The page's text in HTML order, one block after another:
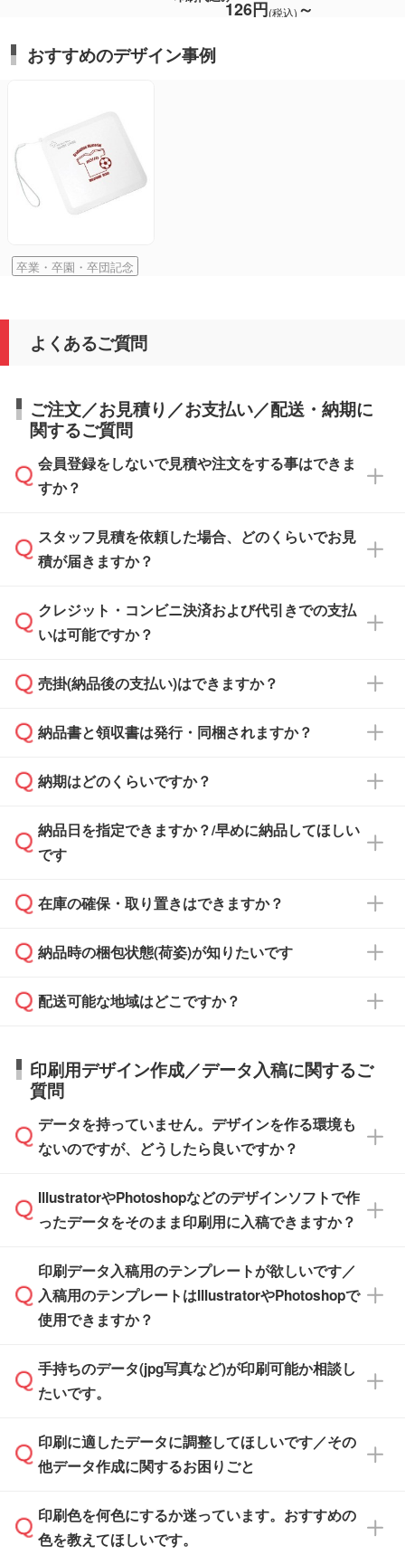
126円(税込) ～
おすすめのデザイン事例
卒業・卒園・卒団記念
よくあるご質問
ご注文／お見積り／お支払い／配送・納期に
関するご質問
会員登録をしないで見積や注文をする事はできま
すか？
可能です。見積・注文フォームにて『ゲストの
まま進む』ボタンからお進みのうえ、ご依頼く
スタッフ見積を依頼した場合、どのくらいでお見
積が届きますか？
通常、翌営業日までにお送りしております。混
雑状況によっては、お時間をいただくこともご
依頼いただいた場合は、翌営業日以降のご連絡
クレジット・コンビニ決済および代引きでの支払
いは可能ですか？
銀行振込のみのご対応となります。
売掛(納品後の支払い)はできますか？
基本的には先入金をお願いしておりますが、自
どの場合は、月末締め翌月末払いに対応可能で
また、卒業・卒園記念品で対策委員会や個人様
校や幼稚園・保育園であれば、同様の条件でご
ご希望の際は担当スタッフまでお気軽にご相談
ください。
納品書と領収書は発行・同梱されますか？
納品書・領収書は ご依頼をいただいた場合の
ず、通常はPDFデータをメール添付でお送りし
ます。
たは注文フォームの『ご注文に関する備考欄』
納期はどのくらいですか？
・印刷する場合(500個程度)
ご入金、イメージ画像の校了から約2週間～2
ご入金確認後、1～2営業日で出荷いたしま
タッフまでお問い合わせください。
ル」に注文予定日をご入力いただくと、おおよ
その締切日や出荷目安をご確認いただけます。
品が決まりましたらお早めのご発注をお願いい
たします。
※土日祝日を除く営業日換算です。
※沖縄・離島は追加日数がかかります。
納品日を指定できますか？/早めに納品してほしい
です
ご希望の納期がある場合は、お問い合わせ・お
い。
応が可能かご案内いたします。
す。>>対象商品はこちら
※最短出荷日は商品によって異なります。各商
品ページにてご確認ください
在庫の確保・取り置きはできますか？
ご入金確認後に在庫を確保し、注文確定のご連
はできかねますので予めご了承ください。
納品時の梱包状態(荷姿)が知りたいです
商品によって異なります。各ページにある商品
す。(白箱、化粧箱、ブリスターパックなど)
【袋入り】 商品がひとつずつ袋に入っていま
す。(透明袋、デザイン袋など)
【個包装なし】 個包装がされていない状態で
※化粧箱から白箱への入れ替えや、オリジナル
箱の作成は原則承っておりません。
配送可能な地域はどこですか？
直接納品は行っておりませんので予めご了承く
ださい。
印刷用デザイン作成／データ入稿に関するご
質問
データを持っていません。デザインを作る環境も
ないのですが、どうしたら良いですか？
無料の「デザインシミュレーター」を使えば、
PCやスマホから簡単にデザインを作成できま
ザインソフトがなくても安心です。
また、「データ作成サービス
せいただければ、弊社にて無料でデザインデー
タを1点作成いたします。
IllustratorやPhotoshopなどのデザインソフトで作
ったデータをそのまま印刷用に入稿できますか？
IllustratorやPhotoshop、CLIP STUDIOなどのデ
ザインソフトでこだわりのデザインを作成した
い方は、完全データ入稿
積・ご注文フォームにアップロードしてご入稿
ください。
ご入稿後は経験豊富なスタッフがデータに不備
がないかチェックし、お客様と確認してから印
刷に進みますので、ご安心ください。
印刷データ入稿用のテンプレートが欲しいです／
入稿用のテンプレートはIllustratorやPhotoshopで
使用できますか？
一部商品は入稿用テンプレートのご用意があり
ます。各商品ページの『印刷方法・テンプレー
入稿用のテンプレートはPDF形式ですが、
IllustratorやPhotoshopで開いてご利用いただけ
方」をご確認ください。
手持ちのデータ(jpg写真など)が印刷可能か相談し
たいです。
印刷に適したデータ・解像度かどうか、担当ス
タッフが事前に確認いたします。
ムへ添付いただくか、担当スタッフ宛にメール
でお送りください。
印刷に適したデータに調整してほしいです／その
他データ作成に関するお困りごと
データ作成でお困りの際には、担当スタッフが
サポートいたしますのでお気軽にご相談くださ
印刷色を何色にするか迷っています。おすすめの
色を教えてほしいです。